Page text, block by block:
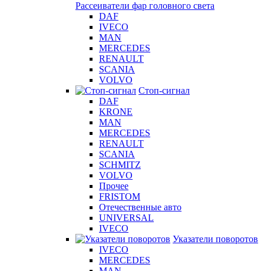
Рассеиватели фар головного света
DAF
IVECO
MAN
MERCEDES
RENAULT
SCANIA
VOLVO
Стоп-сигнал
DAF
KRONE
MAN
MERCEDES
RENAULT
SCANIA
SCHMITZ
VOLVO
Прочее
FRISTOM
Отечественные авто
UNIVERSAL
IVECO
Указатели поворотов
IVECO
MERCEDES